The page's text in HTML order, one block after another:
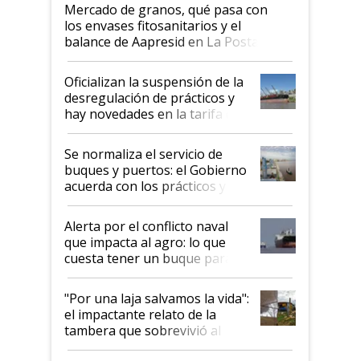
Mercado de granos, qué pasa con
los envases fitosanitarios y el
balance de Aapresid en La Posta
Oficializan la suspensión de la
desregulación de prácticos y
hay novedades en la tarifa de
la hidrovía
Se normaliza el servicio de
buques y puertos: el Gobierno
acuerda con los prácticos y
suspende el decreto de
desregulación
Alerta por el conflicto naval
que impacta al agro: lo que
cuesta tener un buque parado
y el peligro de que Argentina
pase a ser "país sucio"
"Por una laja salvamos la vida":
el impactante relato de la
tambera que sobrevivió al
tornado